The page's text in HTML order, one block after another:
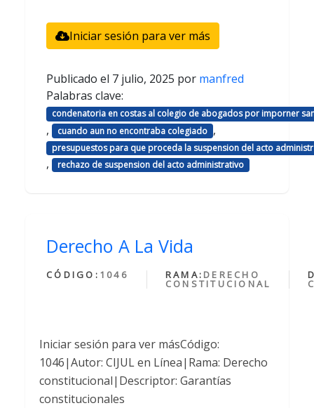
Iniciar sesión para ver más
Publicado el 7 julio, 2025 por manfred
Palabras clave:
condenatoria en costas al colegio de abogados por imporner
, cuando aun no encontraba colegiado ,
presupuestos para que proceda la suspension del acto
, rechazo de suspension del acto administrativo
Derecho A La Vida
CÓDIGO: 1046 RAMA: DERECHO
CONSTITUCIONAL
Iniciar sesión para ver másCódigo:
1046|Autor: CIJUL en Línea|Rama: Derecho
constitucional|Descriptor: Garantías
constitucionales